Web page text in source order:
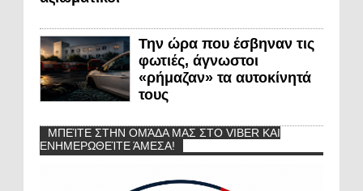
Την ώρα που έσβηναν τις
φωτιές, άγνωστοι
«ρήμαζαν» τα αυτοκίνητά
τους
ΜΠΕΊΤΕ ΣΤΗΝ ΟΜΆΔΑ ΜΑΣ ΣΤΟ VIBER ΚΑΙ
ΕΝΗΜΕΡΩΘΕΊΤΕ ΆΜΕΣΑ!